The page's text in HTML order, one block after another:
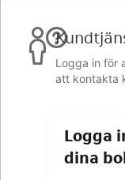
Logga in för
att kontakta
Logga
dina